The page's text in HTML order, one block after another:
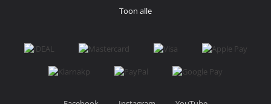
Toon alle